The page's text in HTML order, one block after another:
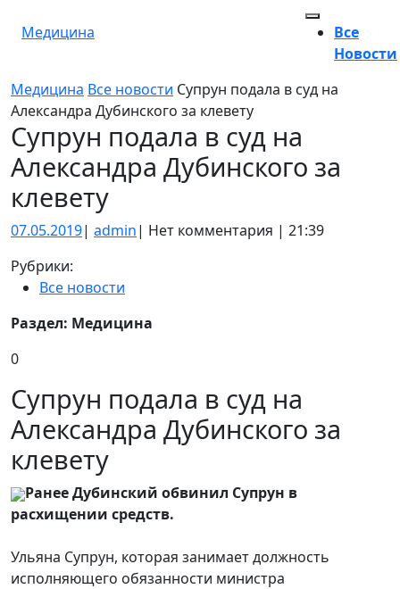
Медицина
Кнопка
Открыть
Все
Новости
Кнопка
Медицина Все новости Супрун подала в суд на
Александра Дубинского за клевету
Супрун подала в суд на
Александра Дубинского за
клевету
07.05.201907.05.2019
| adminadmin
| Нет комментария | 21:39
Рубрики:
Все новости
Раздел: Медицина
0
Супрун подала в суд на
Александра Дубинского за
клевету
Ранее Дубинский обвинил Супрун в
расхищении средств.
Ульяна Супрун, которая занимает должность
исполняющего обязанности министра